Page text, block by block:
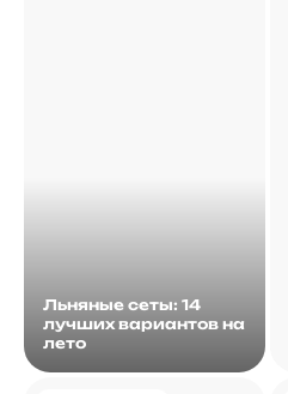
Льняные сеты: 14
лучших вариантов на
лето